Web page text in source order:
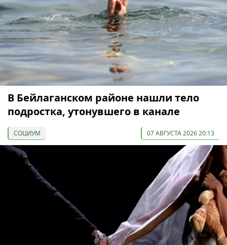
В Бейлаганском районе нашли тело
подростка, утонувшего в канале
СОЦИУМ 07 АВГУСТА 2026 20:13